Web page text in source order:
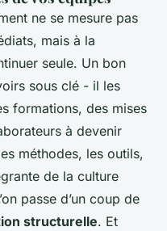
ne se mesure pas
mais à la
seule. Un bon
sous clé - il les
formations, des mises
à devenir
méthodes, les outils,
de la culture
passe d’un coup de
structurelle. Et